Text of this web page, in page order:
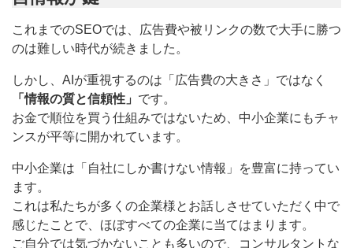
これまでのSEOでは、広告費や被リンクの数で大手に勝つ
のは難しい時代が続きました。
しかし、AIが重視するのは「広告費の大きさ」ではなく
「情報の質と信頼性」 です。
お金で順位を買う仕組みではないため、中小企業にもチャ
ンスが平等に開かれています。
中小企業は「自社にしか書けない情報」を豊富に持ってい
ます。
これは私たちが多くの企業様とお話しさせていただく中で
感じたことで、ほぼすべての企業に当てはまります。
ご自分では気づかないことも多いので、コンサルタントな